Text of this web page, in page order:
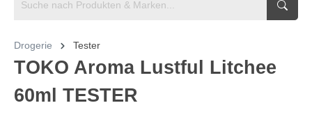
IT
Drogerie Tester
TOKO Aroma Lustful Litchee
60ml TESTER